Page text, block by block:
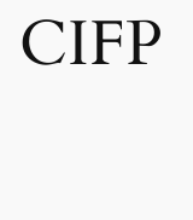
CIFP